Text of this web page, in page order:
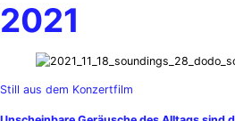
2021
Still aus dem Konzertfilm